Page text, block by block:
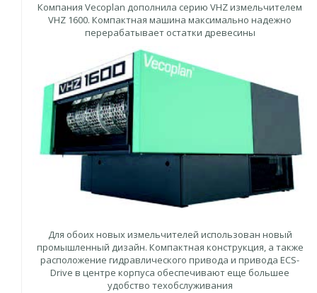
Компания Vecoplan дополнила серию VHZ измельчителем
VHZ 1600. Компактная машина максимально надежно
перерабатывает остатки древесины
Для обоих новых измельчителей использован новый
промышленный дизайн. Компактная конструкция, а также
расположение гидравлического привода и привода ECS-
Drive в центре корпуса обеспечивают еще большее
удобство техобслуживания